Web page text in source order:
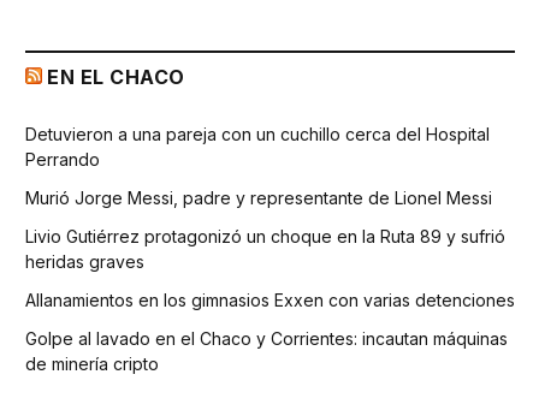
EN EL CHACO
Detuvieron a una pareja con un cuchillo cerca del Hospital
Perrando
Murió Jorge Messi, padre y representante de Lionel Messi
Livio Gutiérrez protagonizó un choque en la Ruta 89 y sufrió
heridas graves
Allanamientos en los gimnasios Exxen con varias detenciones
Golpe al lavado en el Chaco y Corrientes: incautan máquinas
de minería cripto